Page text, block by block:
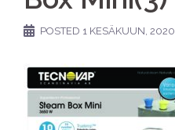
POSTED 1 KESÄKUUN, 2020